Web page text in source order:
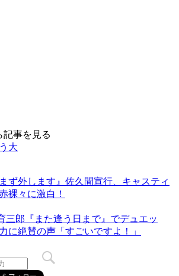
記事を見る
大
ず外します』佐久間宣行、キャスティ
裸々に激白！
三郎『また逢う日まで』でデュエッ
に絶賛の声「すごいですよ！」